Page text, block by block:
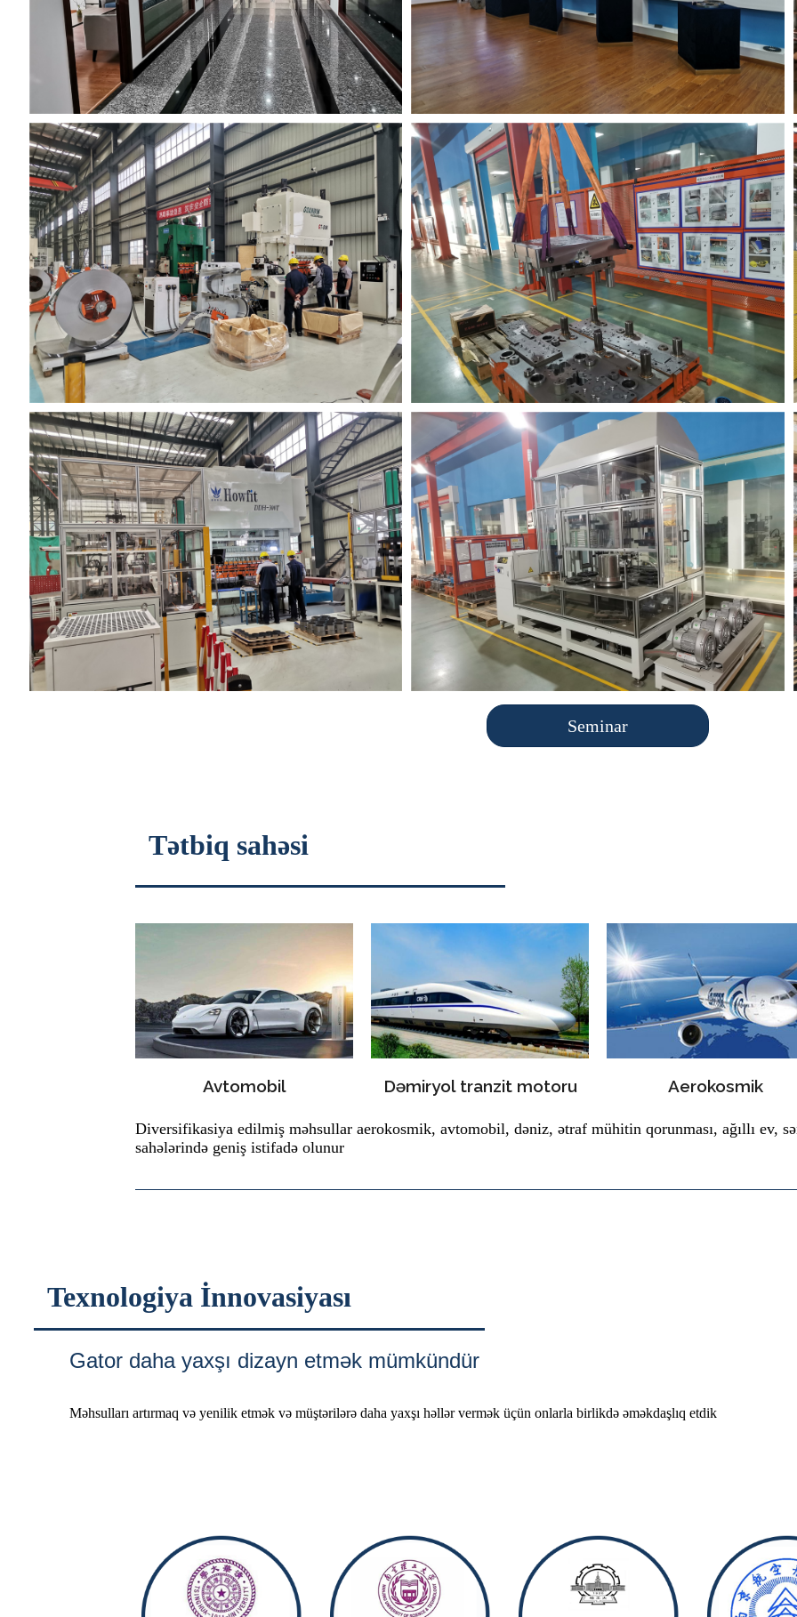
Seminar
Tətbiq sahəsi
Avtomobil Dəmiryol tranzit motoru Aerokosmik
Diversifikasiya edilmiş məhsullar aerokosmik, avtomobil, dəniz, ətraf mühitin qorunması, ağıllı ev,
sahələrində geniş istifadə olunur
Texnologiya İnnovasiyası
Gator daha yaxşı dizayn etmək mümkündür
Məhsulları artırmaq və yenilik etmək və müştərilərə daha yaxşı həllər vermək üçün onlarla birlikdə əməkdaşlıq etdik